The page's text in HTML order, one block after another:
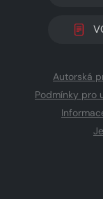
Autorská
Podmínky pro